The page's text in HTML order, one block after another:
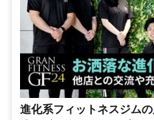
進化系フィットネスジム